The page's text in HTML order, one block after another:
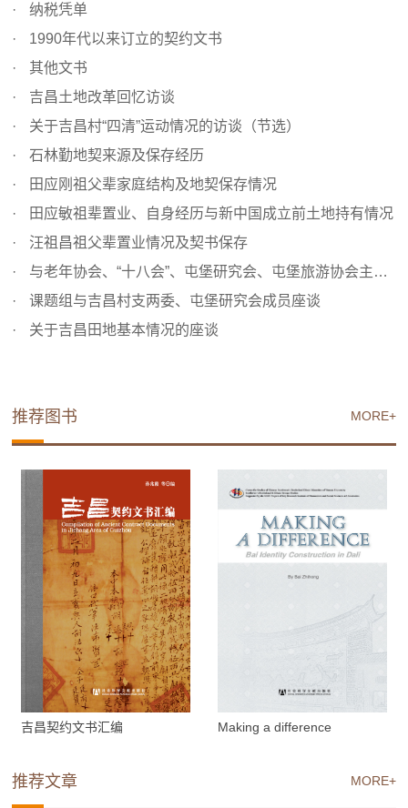
纳税凭单
1990年代以来订立的契约文书
其他文书
吉昌土地改革回忆访谈
关于吉昌村“四清”运动情况的访谈（节选）
石林勤地契来源及保存经历
田应刚祖父辈家庭结构及地契保存情况
田应敏祖辈置业、自身经历与新中国成立前土地持有情况
汪祖昌祖父辈置业情况及契书保存
与老年协会、“十八会”、屯堡研究会、屯堡旅游协会主要成...
课题组与吉昌村支两委、屯堡研究会成员座谈
关于吉昌田地基本情况的座谈
MORE+
推荐图书
吉昌契约文书汇编 Making a difference
MORE+
推荐文章